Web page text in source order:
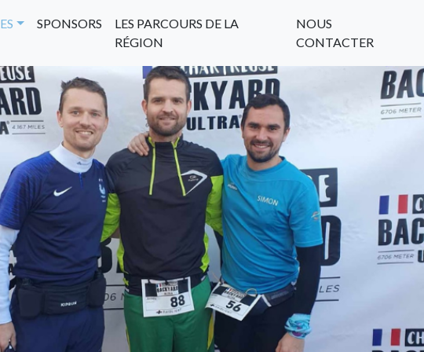
SPONSORS
LES PARCOURS DE LA
RÉGION
NOUS
CONTACTER